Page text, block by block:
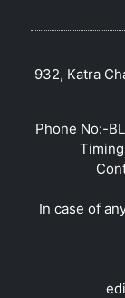
932, Katra
Phone No:-
In case of